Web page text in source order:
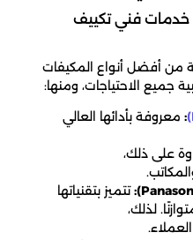
خدمات فني تكييف
أفضل أنواع المكيفات
جميع الاحتياجات، ومنها:
: معروفة بأدائها العالي
على ذلك،
تتميز بتقنياتها
لذلك،